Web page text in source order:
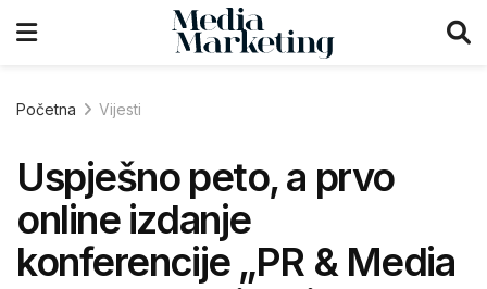
Početna Vijesti
Uspješno peto, a prvo
online izdanje
konferencije „PR & Media